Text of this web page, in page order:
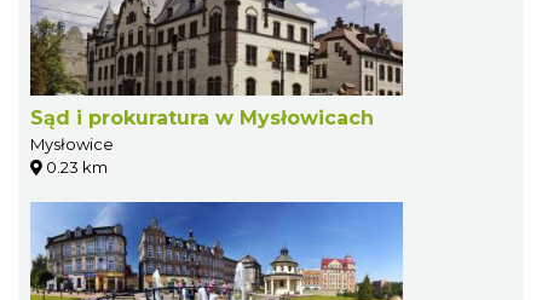
Sąd i prokuratura w Mysłowicach
Mysłowice
0.23 km